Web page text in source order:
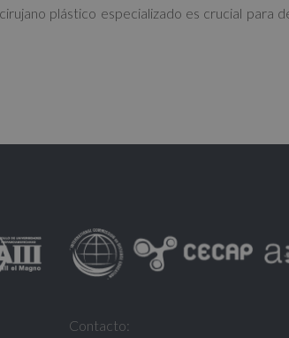
plástico especializado es crucial para
Contacto: